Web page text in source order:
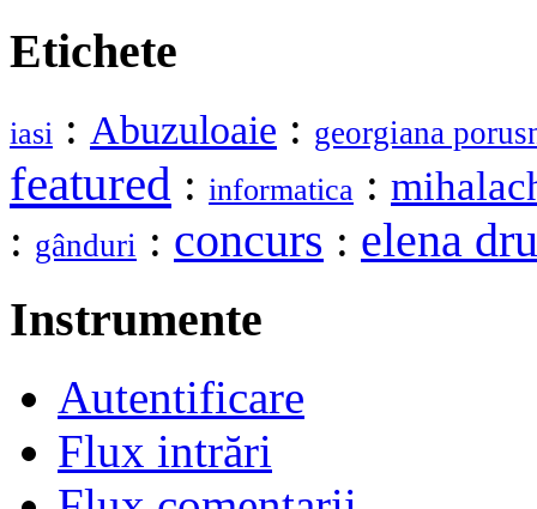
Etichete
iasi : Abuzuloaie : georgiana
featured : informatica :
: gânduri : concurs : elena
Instrumente
Autentificare
Flux intrări